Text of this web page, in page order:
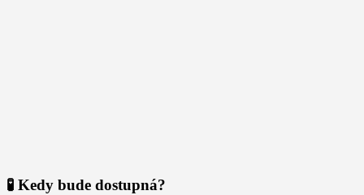
🧪 Kedy bude dostupná?